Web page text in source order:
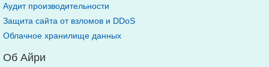
Аудит производительности
Защита сайта от взломов и DDoS
Облачное хранилище данных
Об Айри